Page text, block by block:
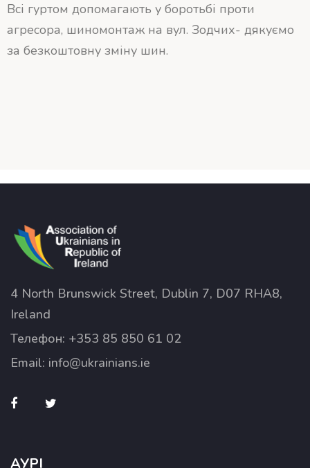
Всі гуртом допомагають у боротьбі проти
агресора, шиномонтаж на вул. Зодчих- дякуємо
за безкоштовну зміну шин.
4 North Brunswick Street, Dublin 7, D07 RHA8,
Ireland
Телефон: +353 85 850 61 02
Email: info@ukrainians.ie
АУРІ